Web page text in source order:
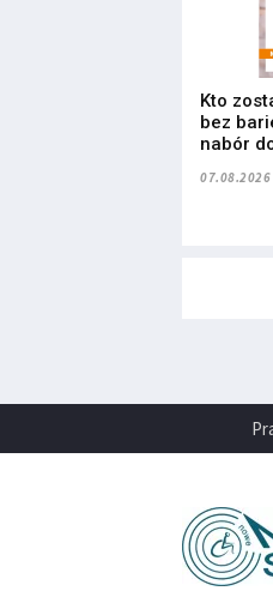
Kto
bez
nabór
07.08.2026